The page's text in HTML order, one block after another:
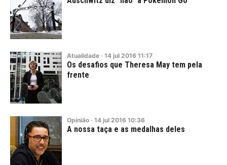
Atualidade · 14 jul 2016 11:17
Os desafios que Theresa May tem pela
frente
Opinião · 14 jul 2016 10:36
A nossa taça e as medalhas deles